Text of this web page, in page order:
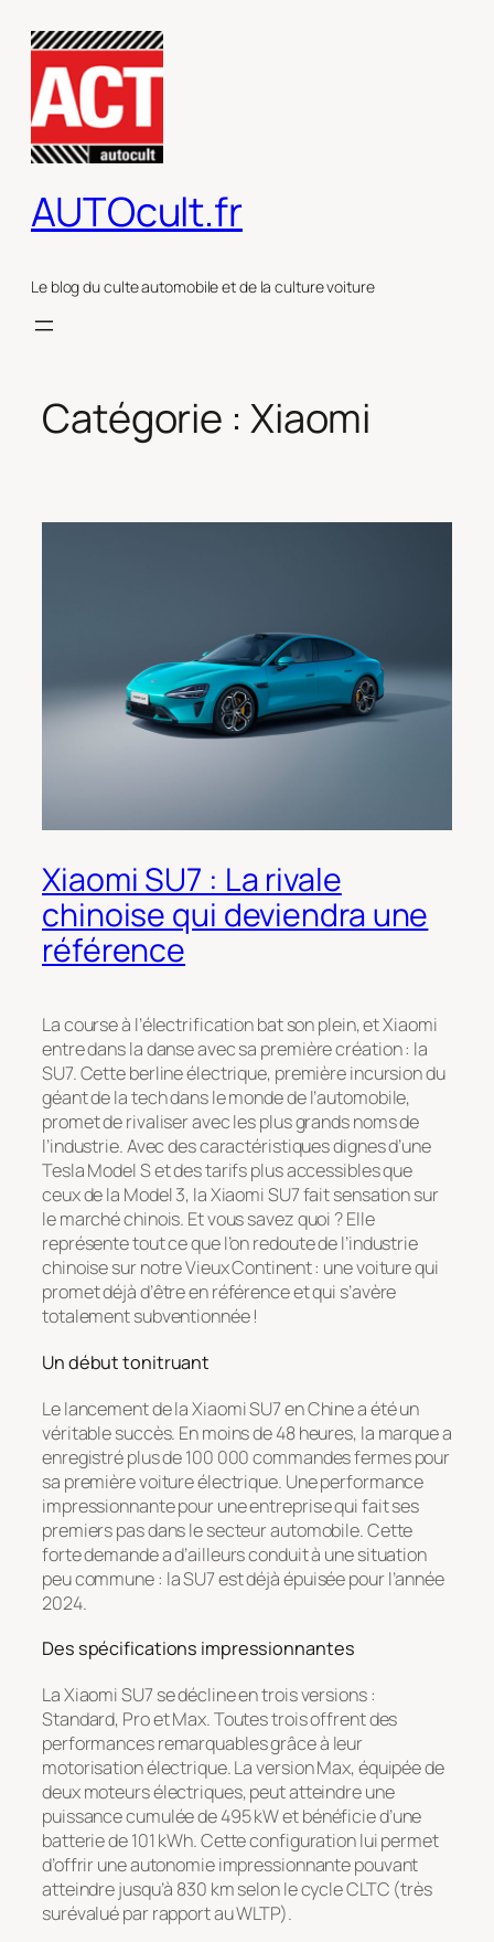
contenu
AUTOcult.fr
Le blog du culte automobile et de la culture voiture
Catégorie : Xiaomi
Xiaomi SU7 : La rivale
chinoise qui deviendra une
référence
La course à l’électrification bat son plein, et Xiaomi
entre dans la danse avec sa première création : la
SU7. Cette berline électrique, première incursion du
géant de la tech dans le monde de l’automobile,
promet de rivaliser avec les plus grands noms de
l’industrie. Avec des caractéristiques dignes d’une
Tesla Model S et des tarifs plus accessibles que
ceux de la Model 3, la Xiaomi SU7 fait sensation sur
le marché chinois. Et vous savez quoi ? Elle
représente tout ce que l’on redoute de l’industrie
chinoise sur notre Vieux Continent : une voiture qui
promet déjà d’être en référence et qui s’avère
totalement subventionnée !
Un début tonitruant
Le lancement de la Xiaomi SU7 en Chine a été un
véritable succès. En moins de 48 heures, la marque a
enregistré plus de 100 000 commandes fermes pour
sa première voiture électrique. Une performance
impressionnante pour une entreprise qui fait ses
premiers pas dans le secteur automobile. Cette
forte demande a d’ailleurs conduit à une situation
peu commune : la SU7 est déjà épuisée pour l’année
2024.
Des spécifications impressionnantes
La Xiaomi SU7 se décline en trois versions :
Standard, Pro et Max. Toutes trois offrent des
performances remarquables grâce à leur
motorisation électrique. La version Max, équipée de
deux moteurs électriques, peut atteindre une
puissance cumulée de 495 kW et bénéficie d’une
batterie de 101 kWh. Cette configuration lui permet
d’offrir une autonomie impressionnante pouvant
atteindre jusqu’à 830 km selon le cycle CLTC (très
surévalué par rapport au WLTP).